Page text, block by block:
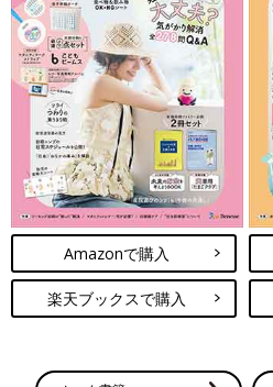
Amazonで購入
楽天ブックスで購入